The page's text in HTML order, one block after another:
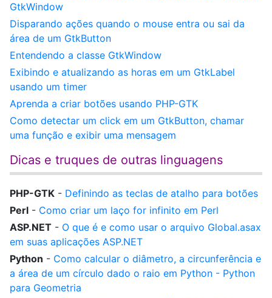
GtkWindow
Disparando ações quando o mouse entra ou sai da
área de um GtkButton
Entendendo a classe GtkWindow
Exibindo e atualizando as horas em um GtkLabel
usando um timer
Aprenda a criar botões usando PHP-GTK
Como detectar um click em um GtkButton, chamar
uma função e exibir uma mensagem
Dicas e truques de outras linguagens
PHP-GTK - Definindo as teclas de atalho para botões
Perl - Como criar um laço for infinito em Perl
ASP.NET - O que é e como usar o arquivo Global.asax
em suas aplicações ASP.NET
Python - Como calcular o diâmetro, a circunferência e
a área de um círculo dado o raio em Python - Python
para Geometria